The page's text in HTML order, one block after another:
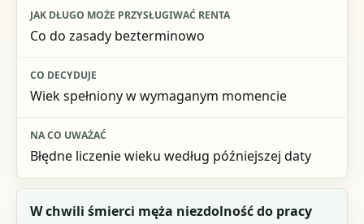
Jak długo może przysługiwać renta
Na co uważać
Co do zasady bezterminowo
Wiek spełniony w wymaganym momencie
Błędne liczenie wieku według późniejszej daty
W chwili śmierci męża niezdolność do pracy